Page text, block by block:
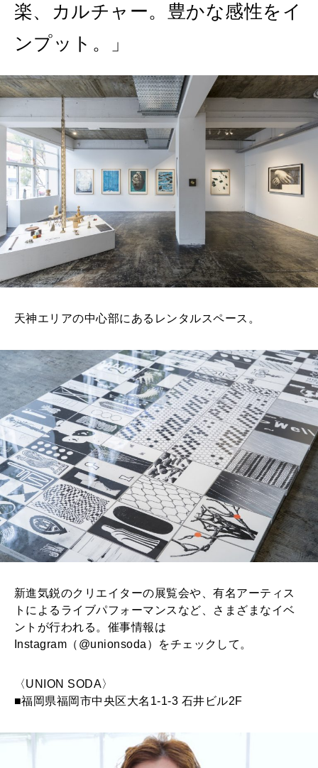
楽、カルチャー。豊かな感性をイ
ンプット。」
天神エリアの中心部にあるレンタルスペース。
新進気鋭のクリエイターの展覧会や、有名アーティス
トによるライブパフォーマンスなど、さまざまなイベ
ントが行われる。催事情報は
Instagram（@unionsoda）をチェックして。
〈UNION SODA〉
■福岡県福岡市中央区大名1-1-3 石井ビル2F